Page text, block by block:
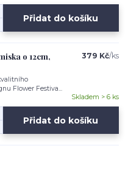
Přidat do košíku
o 12cm,
Flower Festiva...
379 Kč/ks
Skladem > 6 ks
Přidat do košíku